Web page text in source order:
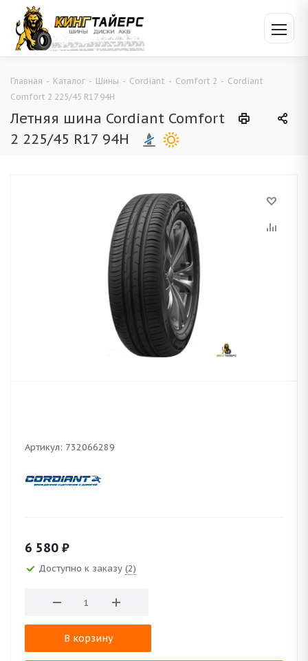
Главная - Каталог - Шины - Cordiant - Comfort 2 - Cordiant
Comfort 2 225/45 R17 94H
Летняя шина Cordiant Comfort
2 225/45 R17 94H
Артикул: 732066289
6 580 ₽
Доступно к заказу (2)
В корзину